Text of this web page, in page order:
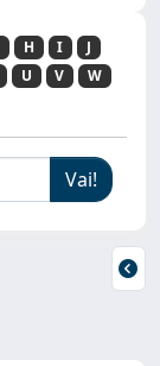
H I
J
U V
W